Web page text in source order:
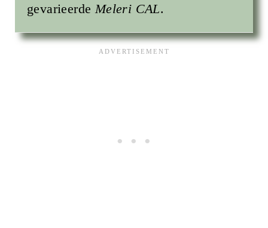
gevarieerde Meleri CAL.